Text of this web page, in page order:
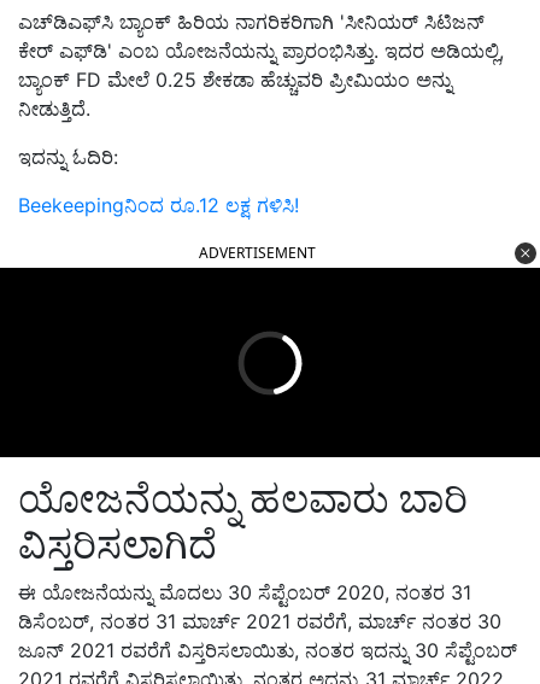
ಎಚ್‌ಡಿಎಫ್‌ಸಿ ಬ್ಯಾಂಕ್ ಹಿರಿಯ ನಾಗರಿಕರಿಗಾಗಿ 'ಸೀನಿಯರ್ ಸಿಟಿಜನ್
ಕೇರ್ ಎಫ್‌ಡಿ' ಎಂಬ ಯೋಜನೆಯನ್ನು ಪ್ರಾರಂಭಿಸಿತ್ತು. ಇದರ ಅಡಿಯಲ್ಲಿ,
ಬ್ಯಾಂಕ್ FD ಮೇಲೆ 0.25 ಶೇಕಡಾ ಹೆಚ್ಚುವರಿ ಪ್ರೀಮಿಯಂ ಅನ್ನು
ನೀಡುತ್ತಿದೆ.
ಇದನ್ನು ಓದಿರಿ:
Beekeepingನಿಂದ ರೂ.12 ಲಕ್ಷ ಗಳಿಸಿ!
ADVERTISEMENT
ಯೋಜನೆಯನ್ನು ಹಲವಾರು ಬಾರಿ
ವಿಸ್ತರಿಸಲಾಗಿದೆ
ಈ ಯೋಜನೆಯನ್ನು ಮೊದಲು 30 ಸೆಪ್ಟೆಂಬರ್ 2020, ನಂತರ 31
ಡಿಸೆಂಬರ್, ನಂತರ 31 ಮಾರ್ಚ್ 2021 ರವರೆಗೆ, ಮಾರ್ಚ್ ನಂತರ 30
ಜೂನ್ 2021 ರವರೆಗೆ ವಿಸ್ತರಿಸಲಾಯಿತು, ನಂತರ ಇದನ್ನು 30 ಸೆಪ್ಟೆಂಬರ್